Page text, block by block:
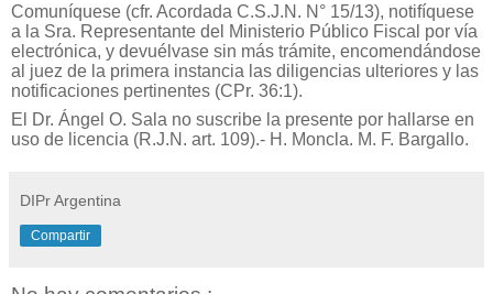
Comuníquese (cfr. Acordada C.S.J.N. N° 15/13), notifíquese
a la Sra. Representante del Ministerio Público Fiscal por vía
electrónica, y devuélvase sin más trámite, encomendándose
al juez de la primera instancia las diligencias ulteriores y las
notificaciones pertinentes (CPr. 36:1).
El Dr. Ángel O. Sala no suscribe la presente por hallarse en
uso de licencia (R.J.N. art. 109).- H. Moncla. M. F. Bargallo.
DIPr Argentina
Compartir